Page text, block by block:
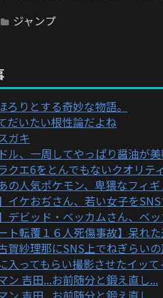
ジャンプ
ろりとする奇妙な物語。
だいたい根性論だよね
ガキ
ル、一周してやっぱり醤油が
クエ6をとんでもないクオリテ
の人気ポケモン、卑猥なフィ
イケおぢさん、若い女子を
デビッド・ベッカムさん、ベ
ト転覆１６人死傷事故】呆れ
賀紗理那にSNS上でねぎらいの
入ってもらい撮影させたイッて
ン 吉田...お前随分と鍛え直し...